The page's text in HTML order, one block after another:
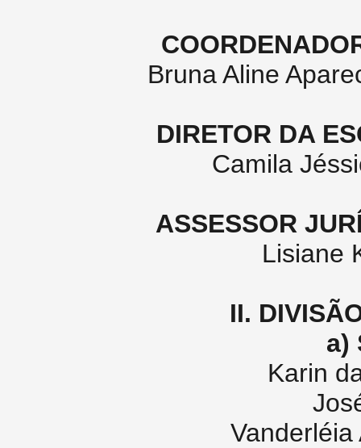
Bruna Aline
DIRETOR DA
Camila
ASSESSOR
Lisiane
II.
a)
Karin